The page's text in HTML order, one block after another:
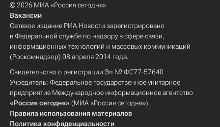
© 2026 МИА «Россия сегодня»
Вакансии
Сетевое издание РИА Новости зарегистрировано
в Федеральной службе по надзору в сфере связи,
информационных технологий и массовых коммуникаций
(Роскомнадзор) 08 апреля 2014 года.
Свидетельство о регистрации Эл № ФС77-57640
Учредитель: Федеральное государственное унитарное
предприятие Международное информационное агентство
«Россия сегодня» (МИА «Россия сегодня»).
Правила использования материалов
Политика конфиденциальности